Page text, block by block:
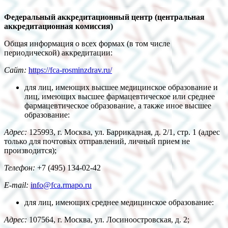
Федеральный аккредитационный центр (центральная
аккредитационная комиссия)
Общая информация о всех формах (в том числе
периодической) аккредитации:
Сайт: https://fca-rosminzdrav.ru/
для лиц, имеющих высшее медицинское образование и
лиц, имеющих высшее фармацевтическое или среднее
фармацевтическое образование, а также иное высшее
образование:
Адрес: 125993, г. Москва, ул. Баррикадная, д. 2/1, стр. 1 (адрес
только для почтовых отправлений, личный прием не
производится);
Телефон: +7 (495) 134-02-42
E-mail: info@fca.rmapo.ru
для лиц, имеющих среднее медицинское образование:
Адрес: 107564, г. Москва, ул. Лосиноостровская, д. 2;